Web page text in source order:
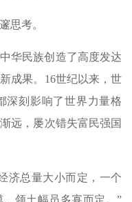
思考。
华民族创造了高度发达
成果。16世纪以来，世
深刻影响了世界力量格
远，屡次错失富民强国
济总量大小而定，一个
领土幅员多寡而定。”